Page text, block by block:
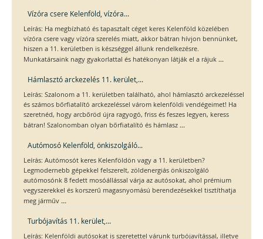
Vízóra csere Kelenföld, vízóra...
Leírás: Ha megbízható és tapasztalt céget keres Kelenföld közelében
vízóra csere vagy vízóra szerelés miatt, akkor bátran hívjon bennünket,
hiszen a 11. kerületben is készséggel állunk rendelkezésre.
Munkatársaink nagy gyakorlattal és hatékonyan látják el a rájuk ...
Hámlasztó arckezelés 11. kerület,...
Leírás: Szalonom a 11. kerületben található, ahol hámlasztó arckezeléssel
és számos bőrfiatalító arckezeléssel várom kelenföldi vendégeimet! Ha
szeretnéd, hogy arcbőröd újra ragyogó, friss és feszes legyen, keress
bátran! Szalonomban olyan bőrfiatalító és hámlasz ...
Autómosó Kelenföld, önkiszolgáló...
Leírás: Autómosót keres Kelenföldön vagy a 11. kerületben?
Legmodernebb gépekkel felszerelt, zöldenergiás önkiszolgáló
autómosónk 8 fedett mosóállással várja az autósokat, ahol prémium
vegyszerekkel és korszerű magasnyomású berendezésekkel tisztíthatja
meg járműv ...
Turbójavítás 11. kerület,...
Leírás: Kelenföldi autósokat is szeretettel várunk turbójavítással, illetve